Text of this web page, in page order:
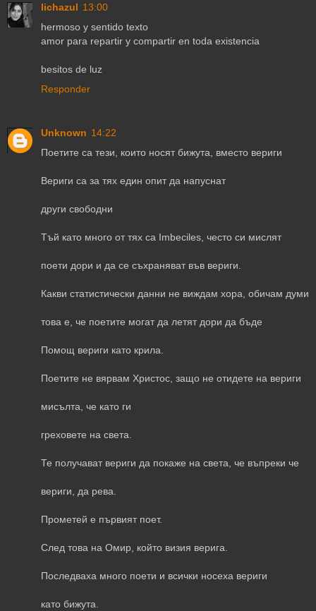
lichazul 13:00
hermoso y sentido texto
amor para repartir y compartir en toda existencia
besitos de luz
Responder
Unknown 14:22
Поетите са тези, които носят бижута, вместо вериги
Вериги са за тях един опит да напуснат
други свободни
Тъй като много от тях са Imbeciles, често си мислят
поети дори и да се съхраняват във вериги.
Какви статистически данни не виждам хора, обичам думи
това е, че поетите могат да летят дори да бъде
Помощ вериги като крила.
Поетите не вярвам Христос, защо не отидете на вериги
мисълта, че като ги
греховете на света.
Те получават вериги да покаже на света, че въпреки че
вериги, да рева.
Прометей е първият поет.
След това на Омир, който визия верига.
Последваха много поети и всички носеха вериги
като бижута.